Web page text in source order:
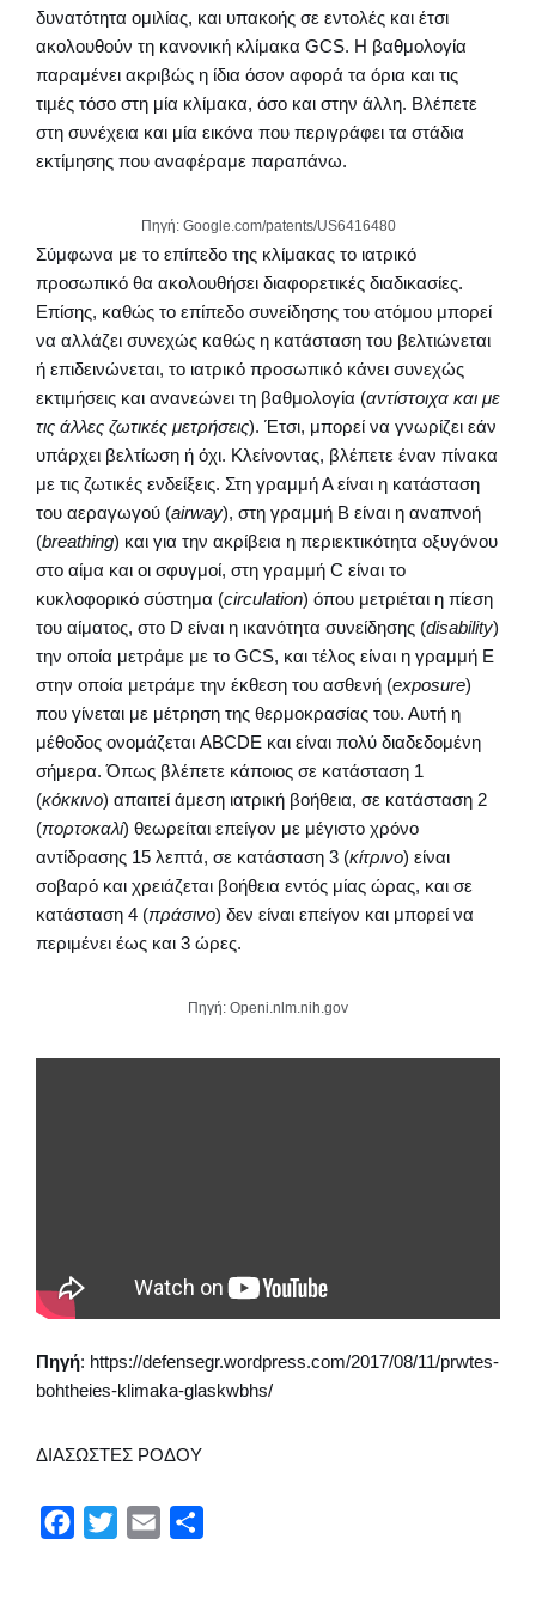
δυνατότητα ομιλίας, και υπακοής σε εντολές και έτσι
ακολουθούν τη κανονική κλίμακα GCS. Η βαθμολογία
παραμένει ακριβώς η ίδια όσον αφορά τα όρια και τις
τιμές τόσο στη μία κλίμακα, όσο και στην άλλη. Βλέπετε
στη συνέχεια και μία εικόνα που περιγράφει τα στάδια
εκτίμησης που αναφέραμε παραπάνω.
Πηγή: Google.com/patents/US6416480
Σύμφωνα με το επίπεδο της κλίμακας το ιατρικό
προσωπικό θα ακολουθήσει διαφορετικές διαδικασίες.
Επίσης, καθώς το επίπεδο συνείδησης του ατόμου μπορεί
να αλλάζει συνεχώς καθώς η κατάσταση του βελτιώνεται
ή επιδεινώνεται, το ιατρικό προσωπικό κάνει συνεχώς
εκτιμήσεις και ανανεώνει τη βαθμολογία (αντίστοιχα και με
τις άλλες ζωτικές μετρήσεις). Έτσι, μπορεί να γνωρίζει εάν
υπάρχει βελτίωση ή όχι. Κλείνοντας, βλέπετε έναν πίνακα
με τις ζωτικές ενδείξεις. Στη γραμμή Α είναι η κατάσταση
του αεραγωγού (airway), στη γραμμή Β είναι η αναπνοή
(breathing) και για την ακρίβεια η περιεκτικότητα οξυγόνου
στο αίμα και οι σφυγμοί, στη γραμμή C είναι το
κυκλοφορικό σύστημα (circulation) όπου μετριέται η πίεση
του αίματος, στο D είναι η ικανότητα συνείδησης (disability)
την οποία μετράμε με το GCS, και τέλος είναι η γραμμή E
στην οποία μετράμε την έκθεση του ασθενή (exposure)
που γίνεται με μέτρηση της θερμοκρασίας του. Αυτή η
μέθοδος ονομάζεται ABCDE και είναι πολύ διαδεδομένη
σήμερα. Όπως βλέπετε κάποιος σε κατάσταση 1
(κόκκινο) απαιτεί άμεση ιατρική βοήθεια, σε κατάσταση 2
(πορτοκαλί) θεωρείται επείγον με μέγιστο χρόνο
αντίδρασης 15 λεπτά, σε κατάσταση 3 (κίτρινο) είναι
σοβαρό και χρειάζεται βοήθεια εντός μίας ώρας, και σε
κατάσταση 4 (πράσινο) δεν είναι επείγον και μπορεί να
περιμένει έως και 3 ώρες.
Πηγή: Openi.nlm.nih.gov
Πηγή: https://defensegr.wordpress.com/2017/08/11/prwtes-
bohtheies-klimaka-glaskwbhs/
ΔΙΑΣΩΣΤΕΣ ΡΟΔΟΥ